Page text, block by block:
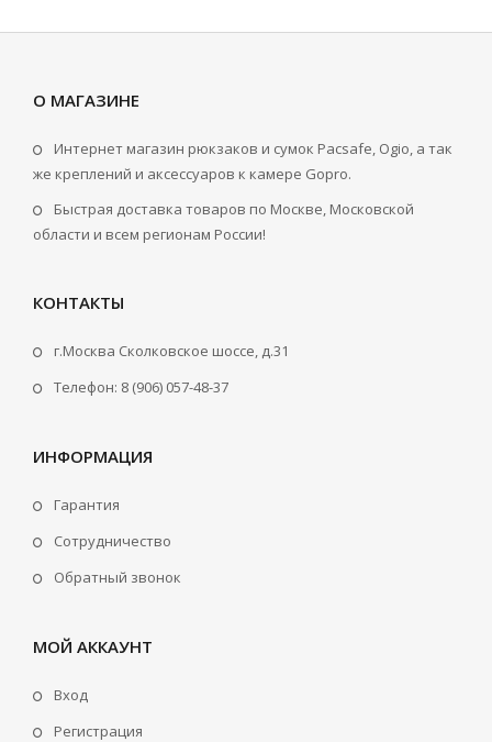
О МАГАЗИНЕ
Интернет магазин рюкзаков и сумок Pacsafe, Ogio, а так
же креплений и аксессуаров к камере Gopro.
Быстрая доставка товаров по Москве, Московской
области и всем регионам России!
КОНТАКТЫ
г.Москва Сколковское шоссе, д.31
Телефон: 8 (906) 057-48-37
ИНФОРМАЦИЯ
Гарантия
Сотрудничество
Обратный звонок
МОЙ АККАУНТ
Вход
Регистрация